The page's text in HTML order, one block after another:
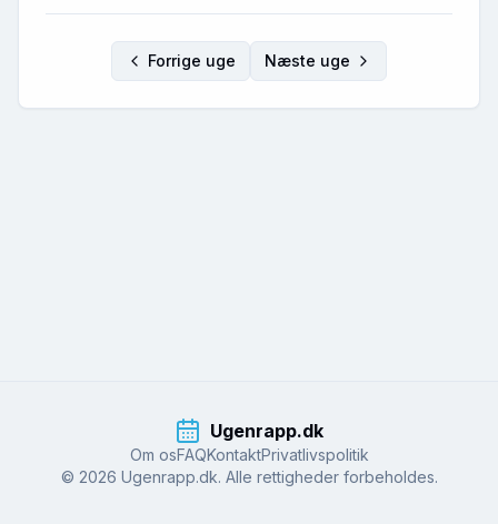
Forrige uge Næste uge
Ugenrapp.dk
Om osFAQKontaktPrivatlivspolitik
© 2026 Ugenrapp.dk. Alle rettigheder forbeholdes.